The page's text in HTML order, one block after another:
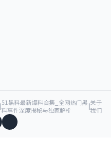
|51黑料最新爆料合集_全网热门黑
料事件深度揭秘与独家解析
|关于
我们